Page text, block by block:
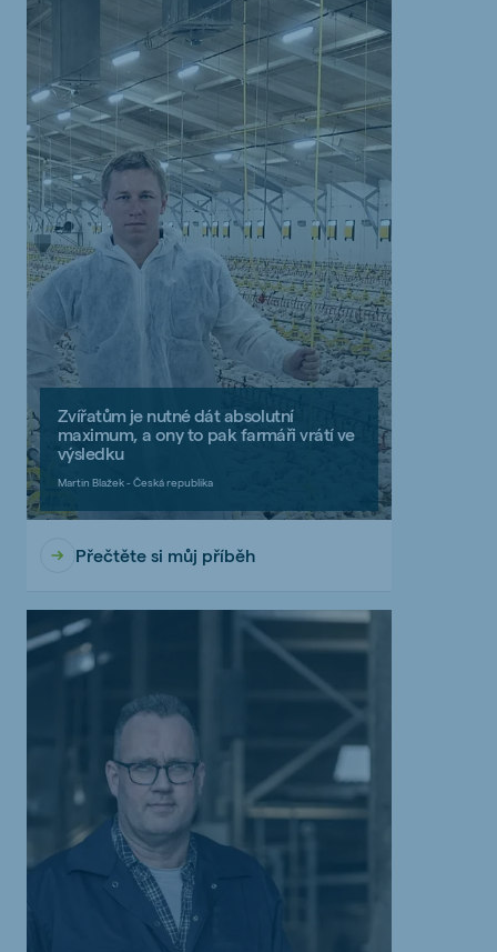
Zvířatům je nutné dát absolutní
maximum, a ony to pak farmáři vrátí ve
výsledku
Martin Blažek - Česká republika
Přečtěte si můj příběh